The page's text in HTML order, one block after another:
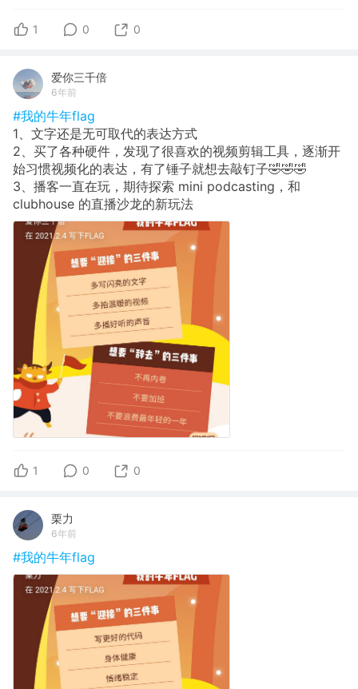
1 0 0
爱你三千倍
6年前
#我的牛年flag
1、文字还是无可取代的表达方式
2、买了各种硬件，发现了很喜欢的视频剪辑工具，逐渐开
始习惯视频化的表达，有了锤子就想去敲钉子🤣🤣🤣
3、播客一直在玩，期待探索 mini podcasting，和
clubhouse 的直播沙龙的新玩法
1 0 0
栗力
6年前
#我的牛年flag